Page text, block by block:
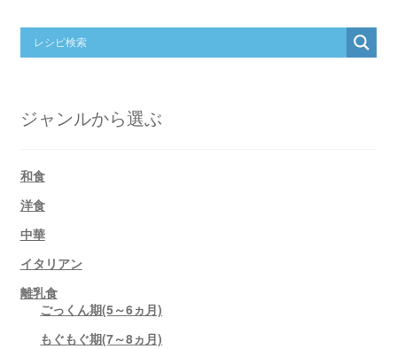
ジャンルから選ぶ
和食
洋食
中華
イタリアン
離乳食
ごっくん期(5～6ヵ月)
もぐもぐ期(7～8ヵ月)